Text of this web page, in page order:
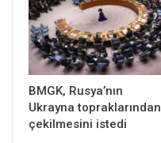
BMGK, Rusya’nın
Ukrayna topraklarından
çekilmesini istedi